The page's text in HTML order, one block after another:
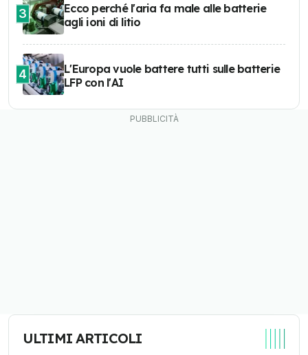
3
Ecco perché l'aria fa male alle batterie
agli ioni di litio
4
L'Europa vuole battere tutti sulle batterie
LFP con l'AI
ULTIMI ARTICOLI